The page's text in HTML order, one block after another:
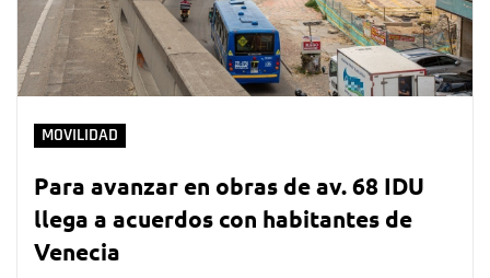
MOVILIDAD
Para avanzar en obras de av. 68 IDU
llega a acuerdos con habitantes de
Venecia